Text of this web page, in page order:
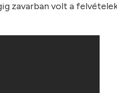
zavarban volt a